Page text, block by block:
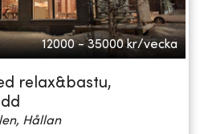
12000 - 35000 kr/vecka
relax&bastu,
Hållan